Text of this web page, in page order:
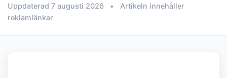
Uppdaterad 7 augusti 2026 •
Artikeln innehåller
reklamlänkar